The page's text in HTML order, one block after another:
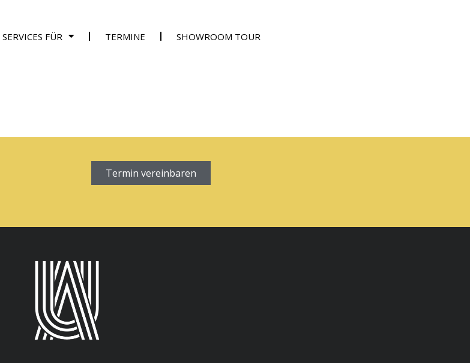
SERVICES FÜR TERMINE SHOWROOM TOUR
Termin vereinbaren